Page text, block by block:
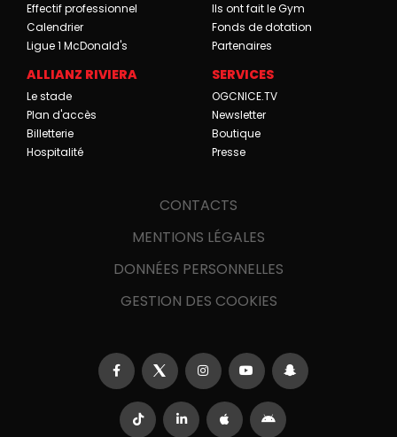
Effectif professionnel
Calendrier
Ligue 1 McDonald's
Ils ont fait le Gym
Fonds de dotation
Partenaires
ALLIANZ RIVIERA
Le stade
Plan d'accès
Billetterie
Hospitalité
SERVICES
OGCNICE.TV
Newsletter
Boutique
Presse
CONTACTS
MENTIONS LÉGALES
DONNÉES PERSONNELLES
GESTION DES COOKIES